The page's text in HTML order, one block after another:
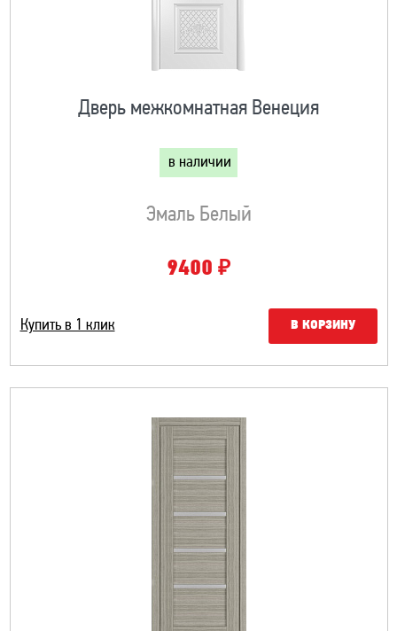
Дверь межкомнатная Венеция
в наличии
Эмаль Белый
9400 ₽
Купить в 1 клик В КОРЗИНУ